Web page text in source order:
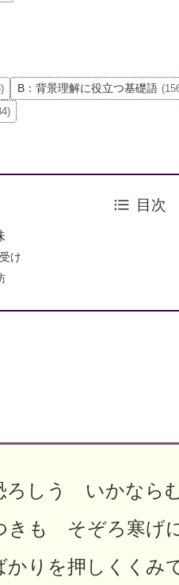
B：背景理解に役立つ基礎語
目次
け
しう いかなら
きも そぞろ寒げ
りを押しくく